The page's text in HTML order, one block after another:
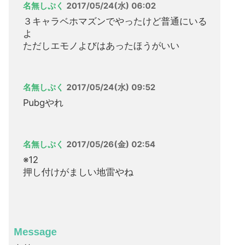
名無しぷく 2017/05/24(水) 06:02
３キャラベホマズンでやったけど普通にいる
よ
ただしエモノよびはあったほうがいい
名無しぷく 2017/05/24(水) 09:52
Pubgやれ
名無しぷく 2017/05/26(金) 02:54
※12
押し付けがましい地雷やね
Message